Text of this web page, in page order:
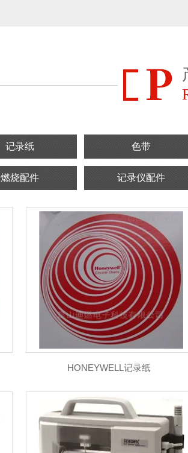
记录纸 色带
燃烧配件 记录仪配件
HONEYWELL记录纸